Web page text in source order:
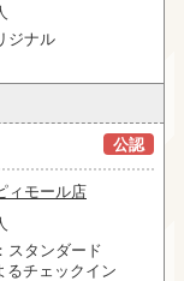
ジナル
公認
ィモール店
スタンダード
チェックイン